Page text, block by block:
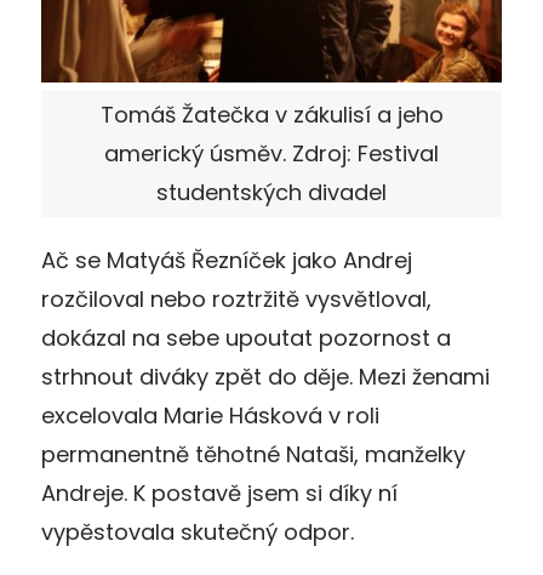
Tomáš Žatečka v zákulisí a jeho
americký úsměv. Zdroj: Festival
studentských divadel
Ač se Matyáš Řezníček jako Andrej
rozčiloval nebo roztržitě vysvětloval,
dokázal na sebe upoutat pozornost a
strhnout diváky zpět do děje. Mezi ženami
excelovala Marie Hásková v roli
permanentně těhotné Nataši, manželky
Andreje. K postavě jsem si díky ní
vypěstovala skutečný odpor.